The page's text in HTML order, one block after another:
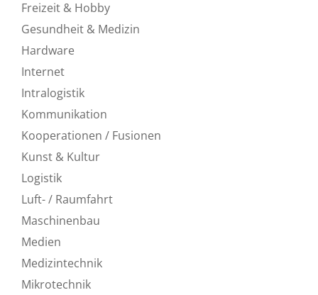
Freizeit & Hobby
Gesundheit & Medizin
Hardware
Internet
Intralogistik
Kommunikation
Kooperationen / Fusionen
Kunst & Kultur
Logistik
Luft- / Raumfahrt
Maschinenbau
Medien
Medizintechnik
Mikrotechnik